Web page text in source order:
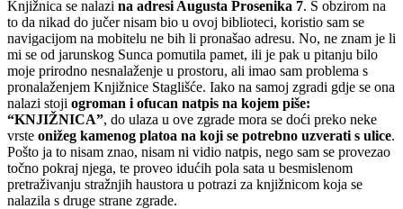
Knjižnica se nalazi na adresi Augusta Prosenika 7. S obzirom na
to da nikad do jučer nisam bio u ovoj biblioteci, koristio sam se
navigacijom na mobitelu ne bih li pronašao adresu. No, ne znam je li
mi se od jarunskog Sunca pomutila pamet, ili je pak u pitanju bilo
moje prirodno nesnalaženje u prostoru, ali imao sam problema s
pronalaženjem Knjižnice Staglišće. Iako na samoj zgradi gdje se ona
nalazi stoji ogroman i ofucan natpis na kojem piše:
“KNJIŽNICA”, do ulaza u ove zgrade mora se doći preko neke
vrste onižeg kamenog platoa na koji se potrebno uzverati s ulice.
Pošto ja to nisam znao, nisam ni vidio natpis, nego sam se provezao
točno pokraj njega, te proveo idućih pola sata u besmislenom
pretraživanju stražnjih haustora u potrazi za knjižnicom koja se
nalazila s druge strane zgrade.